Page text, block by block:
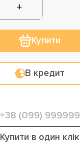
Купити
В кредит
Купити в один клік